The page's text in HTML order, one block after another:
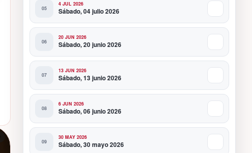
4 JUL 2026
Sábado, 04 julio 2026
20 JUN 2026
Sábado, 20 junio 2026
13 JUN 2026
Sábado, 13 junio 2026
6 JUN 2026
Sábado, 06 junio 2026
30 MAY 2026
Sábado, 30 mayo 2026